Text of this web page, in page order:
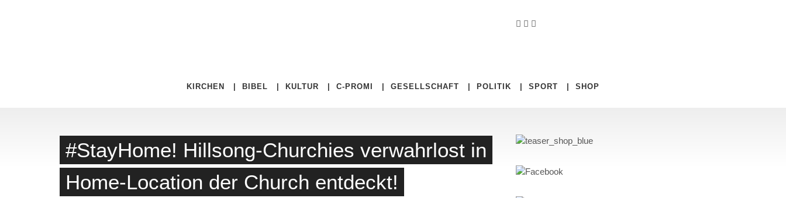
KIRCHEN BIBEL KULTUR C-PROMI GESELLSCHAFT POLITIK SPORT SHOP
#StayHome! Hillsong-Churchies verwahrlost in
Home-Location der Church entdeckt!